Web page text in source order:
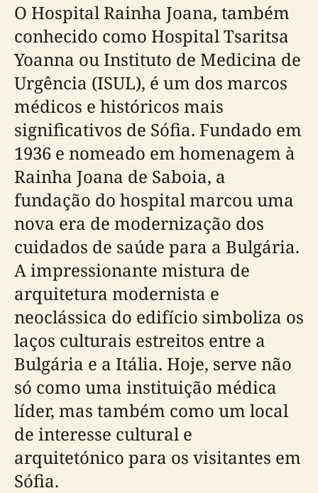
O Hospital Rainha Joana, também
conhecido como Hospital Tsaritsa
Yoanna ou Instituto de Medicina de
Urgência (ISUL), é um dos marcos
médicos e históricos mais
significativos de Sófia. Fundado em
1936 e nomeado em homenagem à
Rainha Joana de Saboia, a
fundação do hospital marcou uma
nova era de modernização dos
cuidados de saúde para a Bulgária.
A impressionante mistura de
arquitetura modernista e
neoclássica do edifício simboliza os
laços culturais estreitos entre a
Bulgária e a Itália. Hoje, serve não
só como uma instituição médica
líder, mas também como um local
de interesse cultural e
arquitetónico para os visitantes em
Sófia.